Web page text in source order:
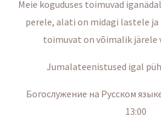
Meie koguduses toimuvad
perele, alati on midagi lastele ja
toimuvat on võimalik järele
Jumalateenistused igal
Богослужение на Русском
13:00